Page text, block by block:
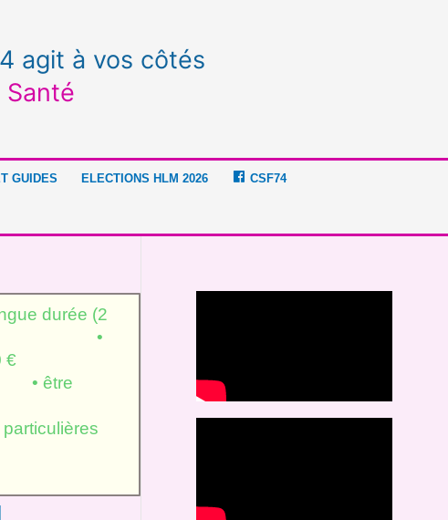
agit à vos côtés
GUIDES ELECTIONS HLM 2026 CSF74
durée (2
•
47000 €
être